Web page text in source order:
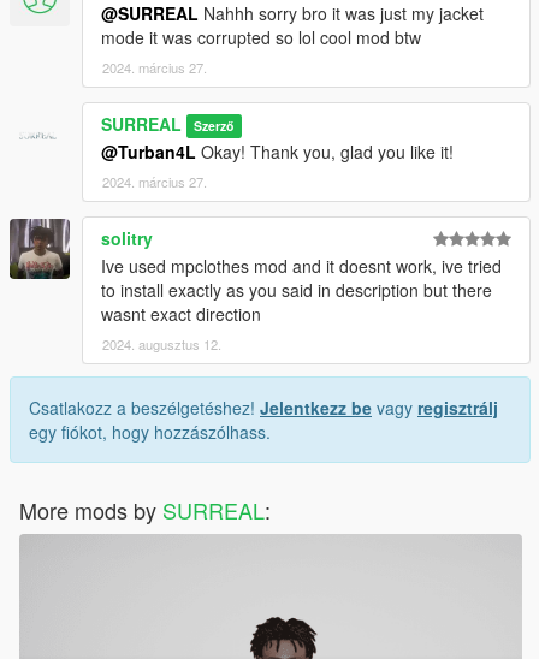
@SURREAL Nahhh sorry bro it was just my jacket
mode it was corrupted so lol cool mod btw
2024. március 27.
SURREAL Szerző
@Turban4L Okay! Thank you, glad you like it!
2024. március 27.
solitry
Ive used mpclothes mod and it doesnt work, ive tried
to install exactly as you said in description but there
wasnt exact direction
2024. augusztus 12.
Csatlakozz a beszélgetéshez! Jelentkezz be vagy regisztrálj
egy fiókot, hogy hozzászólhass.
More mods by SURREAL: